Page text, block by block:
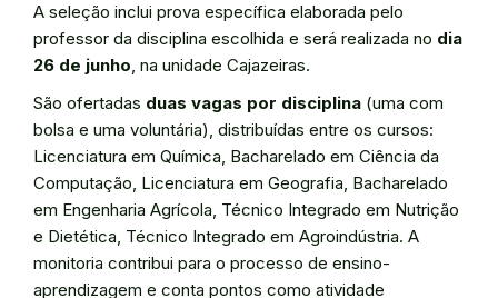
A seleção inclui prova específica elaborada pelo
professor da disciplina escolhida e será realizada no dia
26 de junho, na unidade Cajazeiras.
São ofertadas duas vagas por disciplina (uma com
bolsa e uma voluntária), distribuídas entre os cursos:
Licenciatura em Química, Bacharelado em Ciência da
Computação, Licenciatura em Geografia, Bacharelado
em Engenharia Agrícola, Técnico Integrado em Nutrição
e Dietética, Técnico Integrado em Agroindústria. A
monitoria contribui para o processo de ensino-
aprendizagem e conta pontos como atividade